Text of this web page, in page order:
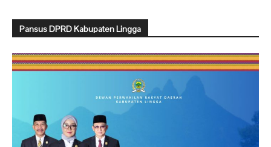
Pansus DPRD Kabupaten Lingga